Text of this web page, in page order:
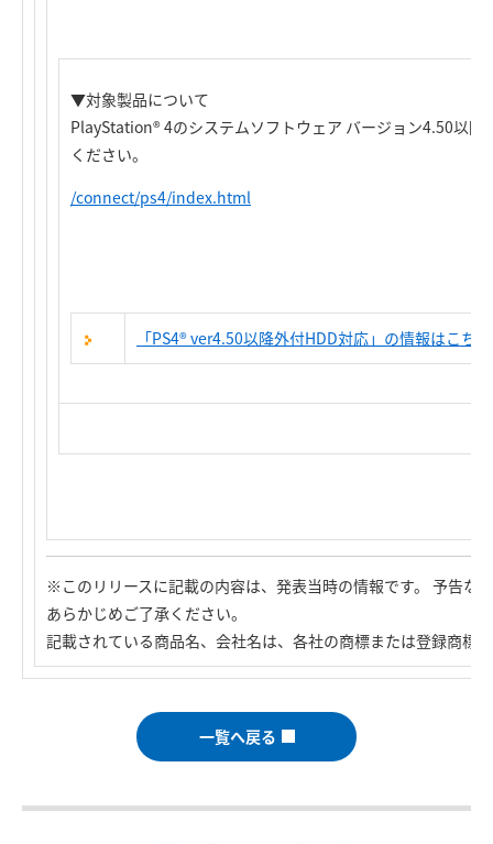
▼対象製品について
PlayStation® 4のシステムソフトウェア バージョン4.50以降
ください。
/connect/ps4/index.html
「PS4® ver4.50以降外付HDD対応」の情報はこちら
※このリリースに記載の内容は、発表当時の情報です。 予告な
あらかじめご了承ください。
記載されている商品名、会社名は、各社の商標または登録商標
一覧へ戻る